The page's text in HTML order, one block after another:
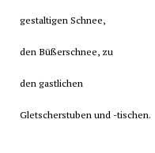
gestaltigen Schnee,
den Büßerschnee, zu
den gastlichen
Gletscherstuben und -tischen.